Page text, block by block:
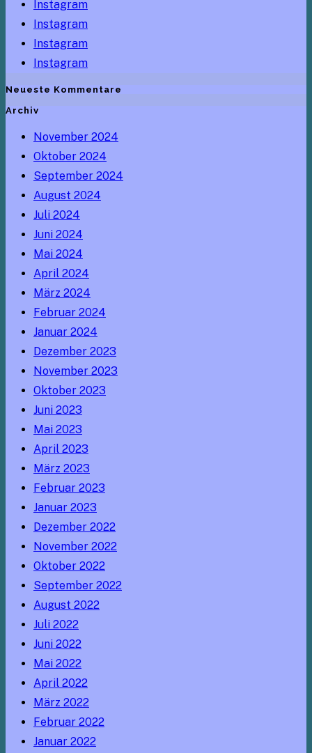
Instagram
Instagram
Instagram
Instagram
Neueste Kommentare
Archiv
November 2024
Oktober 2024
September 2024
August 2024
Juli 2024
Juni 2024
Mai 2024
April 2024
März 2024
Februar 2024
Januar 2024
Dezember 2023
November 2023
Oktober 2023
Juni 2023
Mai 2023
April 2023
März 2023
Februar 2023
Januar 2023
Dezember 2022
November 2022
Oktober 2022
September 2022
August 2022
Juli 2022
Juni 2022
Mai 2022
April 2022
März 2022
Februar 2022
Januar 2022